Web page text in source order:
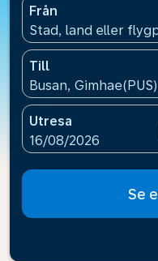
Från
Stad, land eller
Till
Busan,
Utresa
fc-booking-
16/08/2026
Se